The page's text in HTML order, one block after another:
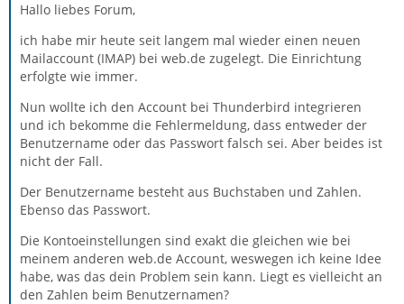
Hallo liebes Forum,
ich habe mir heute seit langem mal wieder einen neuen
Mailaccount (IMAP) bei web.de zugelegt. Die Einrichtung
erfolgte wie immer.
Nun wollte ich den Account bei Thunderbird integrieren
und ich bekomme die Fehlermeldung, dass entweder der
Benutzername oder das Passwort falsch sei. Aber beides ist
nicht der Fall.
Der Benutzername besteht aus Buchstaben und Zahlen.
Ebenso das Passwort.
Die Kontoeinstellungen sind exakt die gleichen wie bei
meinem anderen web.de Account, weswegen ich keine Idee
habe, was das dein Problem sein kann. Liegt es vielleicht an
den Zahlen beim Benutzernamen?